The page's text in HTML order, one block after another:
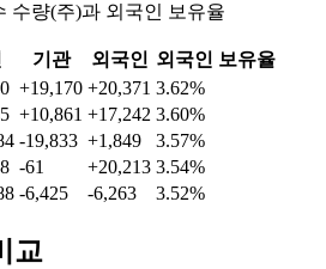
수량(주)과 외국인 보유율
기관 외국인 외국인 보유율
+19,170 +20,371 3.62%
+10,861 +17,242 3.60%
-19,833 +1,849
3.57%
-61 +20,213 3.54%
-6,425 -6,263 3.52%
교